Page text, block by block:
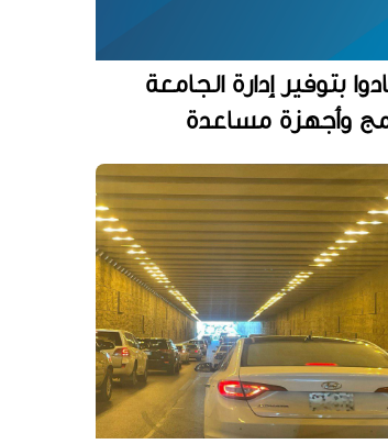
بتوفير إدارة الجامعة
وأجهزة مساعدة